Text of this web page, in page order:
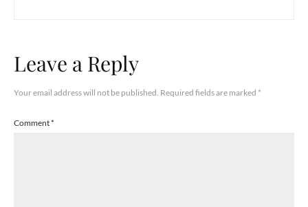
Leave a Reply
Your email address will not be published. Required fields are marked *
Comment*